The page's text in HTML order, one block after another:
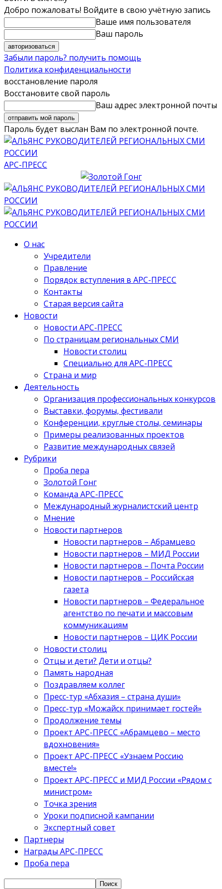
Добро пожаловать! Войдите в свою учётную запись
Ваше имя пользователя
Ваш пароль
Забыли пароль? получить помощь
Политика конфиденциальности
восстановление пароля
Восстановите свой пароль
Ваш адрес электронной почты
Пароль будет выслан Вам по электронной почте.
АРС-ПРЕСС
О нас
Учредители
Правление
Порядок вступления в АРС-ПРЕСС
Контакты
Старая версия сайта
Новости
Новости АРС-ПРЕСС
По страницам региональных СМИ
Новости столиц
Специально для АРС-ПРЕСС
Страна и мир
Деятельность
Организация профессиональных конкурсов
Выставки, форумы, фестивали
Конференции, круглые столы, семинары
Примеры реализованных проектов
Развитие международных связей
Рубрики
Проба пера
Золотой Гонг
Команда АРС-ПРЕСС
Международный журналистский центр
Мнение
Новости партнеров
Новости партнеров – Абрамцево
Новости партнеров – МИД России
Новости партнеров – Почта России
Новости партнеров – Российская
газета
Новости партнеров – Федеральное
агентство по печати и массовым
коммуникациям
Новости партнеров – ЦИК России
Новости столиц
Отцы и дети? Дети и отцы?
Память народная
Поздравляем коллег
Пресс-тур «Абхазия – страна души»
Пресс-тур «Можайск принимает гостей»
Продолжение темы
Проект АРС-ПРЕСС «Абрамцево – место
вдохновения»
Проект АРС-ПРЕСС «Узнаем Россию
вместе!»
Проект АРС-ПРЕСС и МИД России «Рядом с
министром»
Точка зрения
Уроки подписной кампании
Экспертный совет
Партнеры
Награды АРС-ПРЕСС
Проба пера